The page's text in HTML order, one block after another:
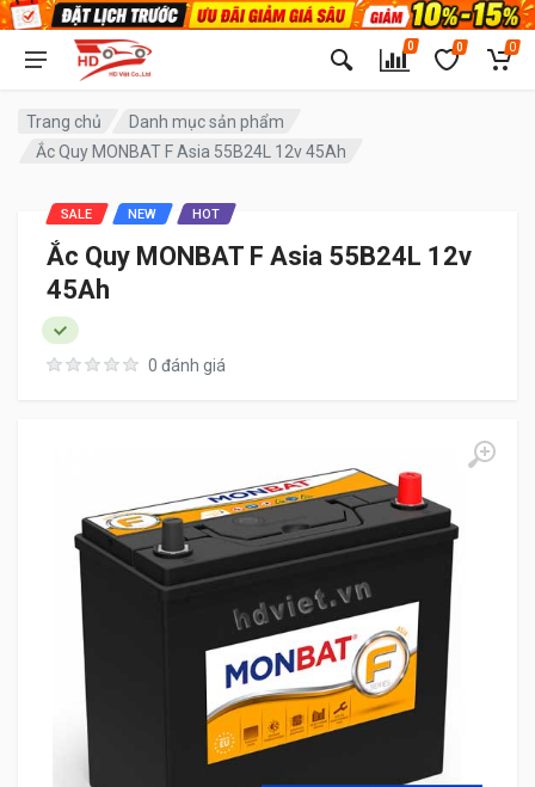
0 0 0
Trang chủ
Danh mục sản phẩm
Ắc Quy MONBAT F Asia 55B24L 12v 45Ah
Ắc Quy MONBAT F Asia 55B24L 12v
45Ah
0 đánh giá
SALE NEW HOT